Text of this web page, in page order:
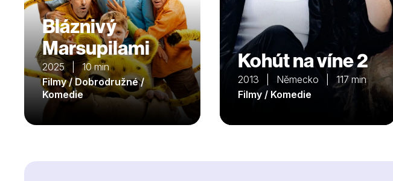
Bláznivý
Marsupilami
2025 | 10 min
Filmy / Dobrodružné /
Komedie
Kohút na víne 2
2013 | Německo | 117 min
Filmy / Komedie